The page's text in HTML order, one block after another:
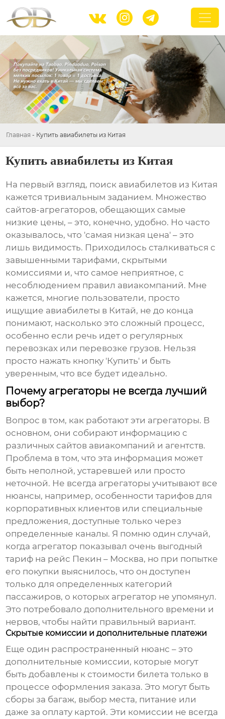
  
Главная - Купить авиабилеты из Китая
Купить авиабилеты из Китая
На первый взгляд, поиск авиабилетов из Китая
кажется тривиальным заданием. Множество
сайтов-агрегаторов, обещающих самые
низкие цены, – это, конечно, удобно. Но часто
оказывалось, что 'самая низкая цена' – это
лишь видимость. Приходилось сталкиваться с
завышенными тарифами, скрытыми
комиссиями и, что самое неприятное, с
несоблюдением правил авиакомпаний. Мне
кажется, многие пользователи, просто
ищущие авиабилеты в Китай, не до конца
понимают, насколько это сложный процесс,
особенно если речь идет о регулярных
перевозках или перевозке грузов. Нельзя
просто нажать кнопку 'Купить' и быть
уверенным, что все будет идеально.
Почему агрегаторы не всегда лучший
выбор?
Вопрос в том, как работают эти агрегаторы. В
основном, они собирают информацию с
различных сайтов авиакомпаний и агентств.
Проблема в том, что эта информация может
быть неполной, устаревшей или просто
неточной. Не всегда агрегаторы учитывают все
нюансы, например, особенности тарифов для
корпоративных клиентов или специальные
предложения, доступные только через
определенные каналы. Я помню один случай,
когда агрегатор показывал очень выгодный
тариф на рейс Пекин – Москва, но при попытке
его покупки выяснилось, что он доступен
только для определенных категорий
пассажиров, о которых агрегатор не упомянул.
Это потребовало дополнительного времени и
нервов, чтобы найти правильный вариант.
Скрытые комиссии и дополнительные платежи
Еще один распространенный нюанс – это
дополнительные комиссии, которые могут
быть добавлены к стоимости билета только в
процессе оформления заказа. Это могут быть
сборы за багаж, выбор места, питание или
даже за оплату картой. Эти комиссии не всегда